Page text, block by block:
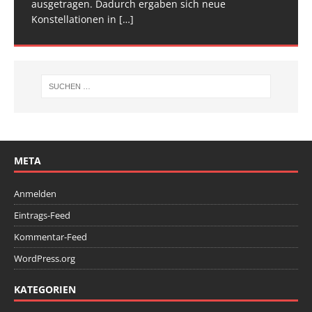
ausgetragen. Dadurch ergaben sich neue
Konstellationen in […]
Wettkampfwochenende: Am Samstag standen die
Deutschen[…]
META
Anmelden
Eintrags-Feed
Kommentar-Feed
WordPress.org
KATEGORIEN